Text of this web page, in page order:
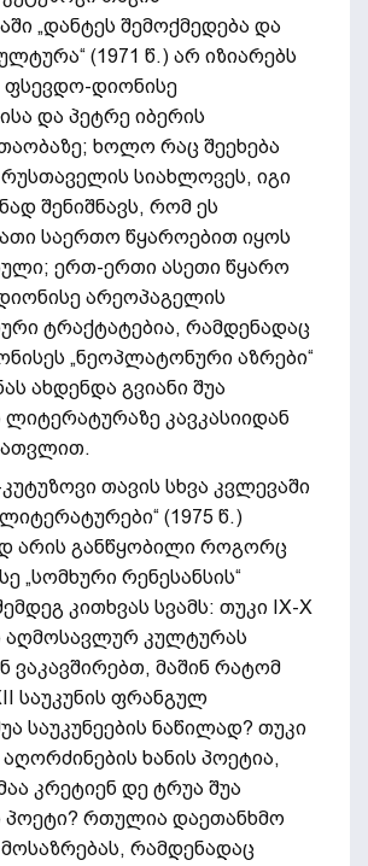
„დანტეს შემოქმედება და
(1971 წ.) არ იზიარებს
ფსევდო-დიონისე
და პეტრე იბერის
ხოლო რაც შეეხება
სიახლოვეს, იგი
შენიშნავს, რომ ეს
საერთო წყაროებით იყოს
ერთ-ერთი ასეთი წყარო
არეოპაგელის
ტრაქტატებია, რამდენადაც
„ნეოპლატონური აზრები“
ახდენდა გვიანი შუა
ლიტერატურაზე კავკასიიდან
თავის სხვა კვლევაში
(1975 წ.)
არის განწყობილი როგორც
„სომხური რენესანსის“
კითხვას სვამს: თუკი IX-X
აღმოსავლურ კულტურას
ვაკავშირებთ, მაშინ რატომ
საუკუნის ფრანგულ
საუკუნეების ნაწილად? თუკი
ხანის პოეტია,
კრეტიენ დე ტრუა შუა
პოეტი? რთულია დაეთანხმო
რამდენადაც